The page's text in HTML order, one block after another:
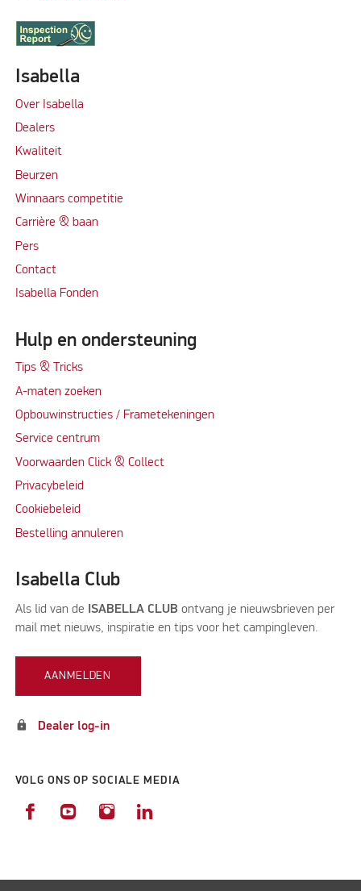
Isabella
Over Isabella
Dealers
Kwaliteit
Beurzen
Winnaars competitie
Carrière & baan
Pers
Contact
Isabella Fonden
Hulp en ondersteuning
Tips & Tricks
A-maten zoeken
Opbouwinstructies / Frametekeningen
Service centrum
Voorwaarden Click & Collect
Privacybeleid
Cookiebeleid
Bestelling annuleren
Isabella Club
Als lid van de ISABELLA CLUB ontvang je nieuwsbrieven per
mail met nieuws, inspiratie en tips voor het campingleven.
AANMELDEN
lock Dealer log-in
VOLG ONS OP SOCIALE MEDIA